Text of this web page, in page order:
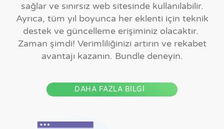
sağlar ve sınırsız web sitesinde kullanılabilir.
Ayrıca, tüm yıl boyunca her eklenti için teknik
destek ve güncelleme erişiminiz olacaktır.
Zaman şimdi! Verimliliğinizi artırın ve rekabet
avantajı kazanın. Bundle deneyin.
DAHA FAZLA BİLGİ